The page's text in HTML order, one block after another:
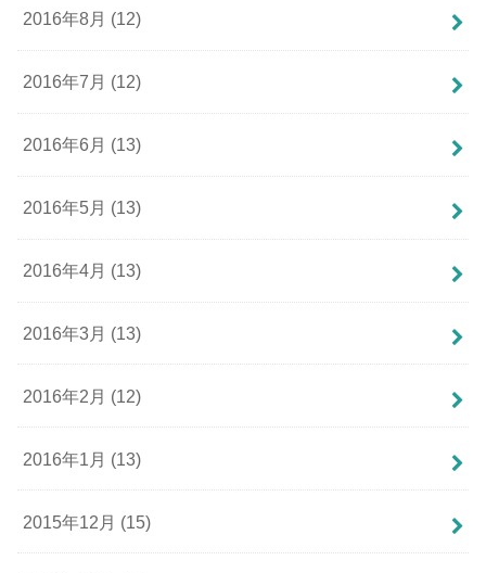
2016年8月 (12)
2016年7月 (12)
2016年6月 (13)
2016年5月 (13)
2016年4月 (13)
2016年3月 (13)
2016年2月 (12)
2016年1月 (13)
2015年12月 (15)